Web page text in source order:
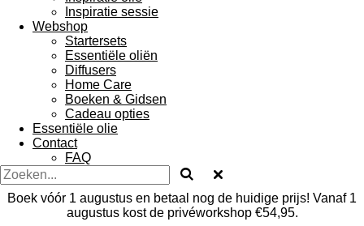
Inspiratie sessie
Webshop
Startersets
Essentiële oliën
Diffusers
Home Care
Boeken & Gidsen
Cadeau opties
Essentiële olie
Contact
FAQ
Boek vóór 1 augustus en betaal nog de huidige prijs! Vanaf 1
augustus kost de privéworkshop €54,95.